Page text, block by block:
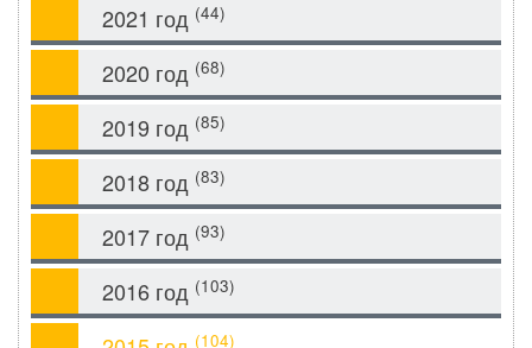
2021 год (44)
2020 год (68)
2019 год (85)
2018 год (83)
2017 год (93)
2016 год (103)
(104)